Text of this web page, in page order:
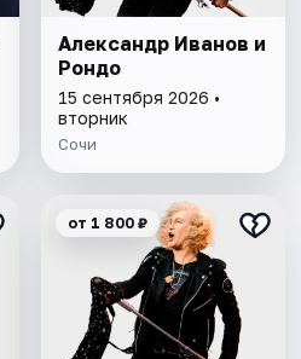
Александр Иванов и
Рондо
15 сентября 2026 •
вторник
Сочи
от 1 800 ₽